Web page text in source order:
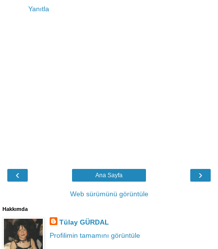
Yanıtla
‹ ›
Ana Sayfa
Web sürümünü görüntüle
Hakkımda
Tülay GÜRDAL
Profilimin tamamını görüntüle